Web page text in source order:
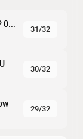
~ Zombie Plague GunXP 24/7 ~ Double XP 06-10PM EET
31/32
30/32
29/32